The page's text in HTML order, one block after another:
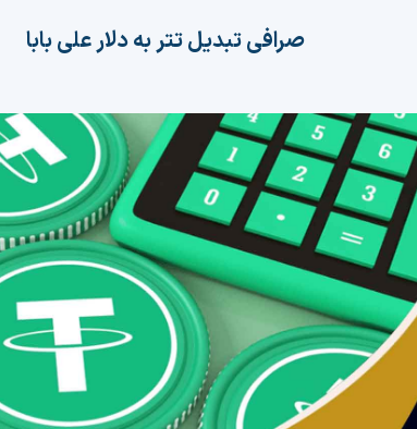
صرافی تبدیل تتر به دلار علی بابا